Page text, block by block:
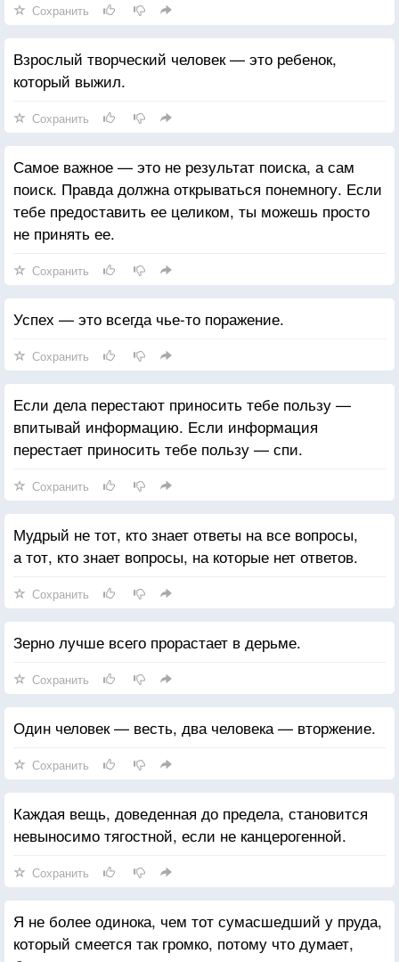
Сохранить
Взрослый творческий человек — это ребенок,
который выжил.
Сохранить
Самое важное — это не результат поиска, а сам
поиск. Правда должна открываться понемногу. Если
тебе предоставить ее целиком, ты можешь просто
не принять ее.
Сохранить
Успех — это всегда чье-то поражение.
Сохранить
Если дела перестают приносить тебе пользу —
впитывай информацию. Если информация
перестает приносить тебе пользу — спи.
Сохранить
Мудрый не тот, кто знает ответы на все вопросы,
а тот, кто знает вопросы, на которые нет ответов.
Сохранить
Зерно лучше всего прорастает в дерьме.
Сохранить
Один человек — весть, два человека — вторжение.
Сохранить
Каждая вещь, доведенная до предела, становится
невыносимо тягостной, если не канцерогенной.
Сохранить
Я не более одинока, чем тот сумасшедший у пруда,
который смеется так громко, потому что думает,